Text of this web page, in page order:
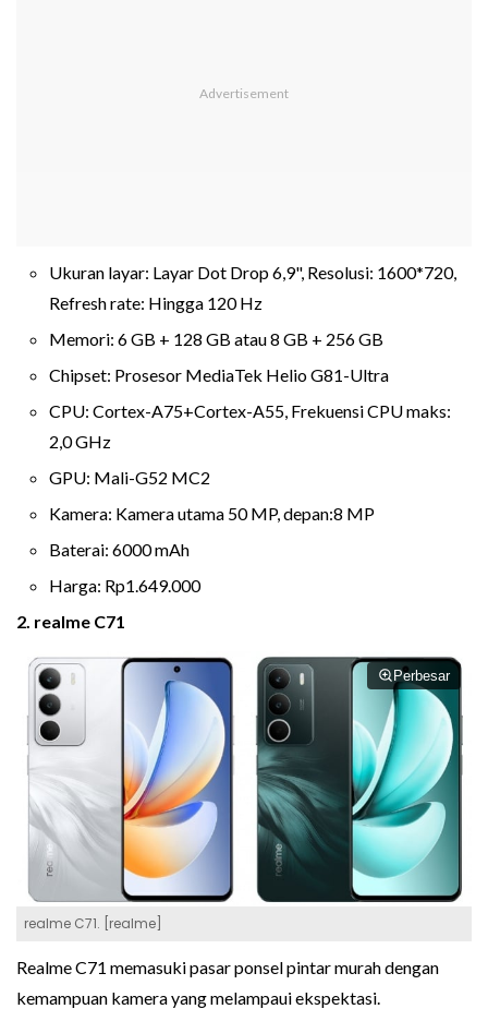
Ukuran layar: Layar Dot Drop 6,9", Resolusi: 1600*720,
Refresh rate: Hingga 120 Hz
Memori: 6 GB + 128 GB atau 8 GB + 256 GB
Chipset: Prosesor MediaTek Helio G81-Ultra
CPU: Cortex-A75+Cortex-A55, Frekuensi CPU maks:
2,0 GHz
GPU: Mali-G52 MC2
Kamera: Kamera utama 50 MP, depan:8 MP
Baterai: 6000 mAh
Harga: Rp1.649.000
2. realme C71
Perbesar
realme C71. [realme]
Realme C71 memasuki pasar ponsel pintar murah dengan
kemampuan kamera yang melampaui ekspektasi.